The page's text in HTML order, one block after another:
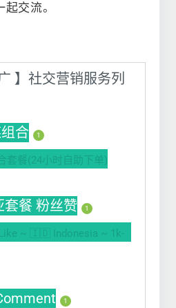
交流。
】社交营销服务列
合 1
套餐(24小时自助下单)
餐 粉丝赞 1
~ 🇮🇩 Indonesia ~ 1k-
1